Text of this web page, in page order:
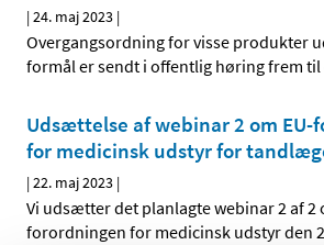
|24. maj 2023 |
Overgangsordning for visse produkter
formål er sendt i offentlig høring frem til
Udsættelse af webinar 2 om EU-
for medicinsk udstyr for
|22. maj 2023 |
Vi udsætter det planlagte webinar 2 af 2
forordningen for medicinsk udstyr den